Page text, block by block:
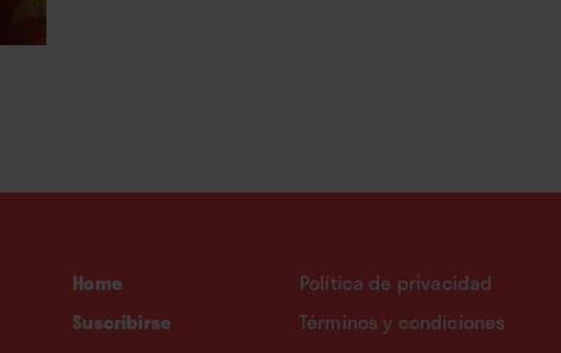
Home
Suscribirse
Política de privacidad
Términos y condiciones